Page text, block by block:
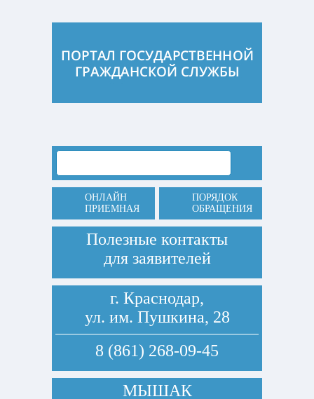
ОНЛАЙН
ПРИЕМНАЯ
ПОРЯДОК
ОБРАЩЕНИЯ
Полезные контакты
для заявителей
г. Краснодар,
ул. им. Пушкина, 28
8 (861) 268-09-45
МЫШАК